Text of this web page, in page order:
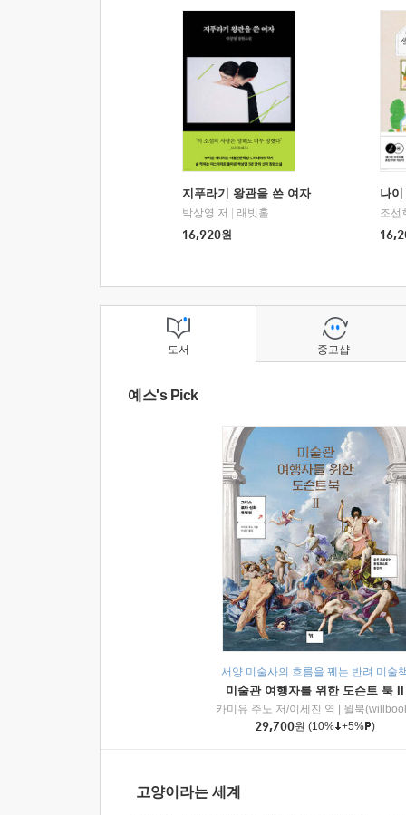
지푸라기 왕관을 쓴 여자
박상영 저
래빗홀
16,920원
나
조선
도서
예스's Pick
서양 미술사의 흐름을 꿰는 반려 미술
미술관 여행자를 위한 도슨트 북 II
카미유 주노 저/이세진 역
윌북
29,700원 (10% +5% )
고양이라는 세계
중고샵